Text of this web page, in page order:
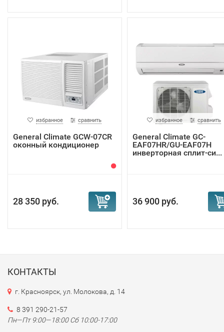
избранное сравнить
General Climate GCW-07CR
оконный кондиционер
28 350 руб.
избранное сравнить
General Climate GC-
EAF07HR/GU-EAF07H
инверторная сплит-си...
36 900 руб.
КОНТАКТЫ
г. Красноярск, ул. Молокова, д. 14
8 391 290-21-57
Пн—Пт 9:00—18:00 Сб 10:00-17:00